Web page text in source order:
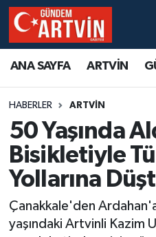
ANA SAYFA ARTVİN
HABERLER ARTVİN
50 Yaşında
Bisikletiyle
Yollarına
Çanakkale'den
yaşındaki Artvinli Kazim